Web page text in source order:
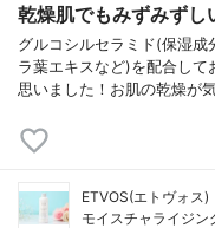
乾燥肌でもみずみずし
グルコシルセラミド(保湿
ラ葉エキスなど)を配合して
思いました！お肌の乾燥が
ETVOS(エトヴォス)
モイスチャライジン